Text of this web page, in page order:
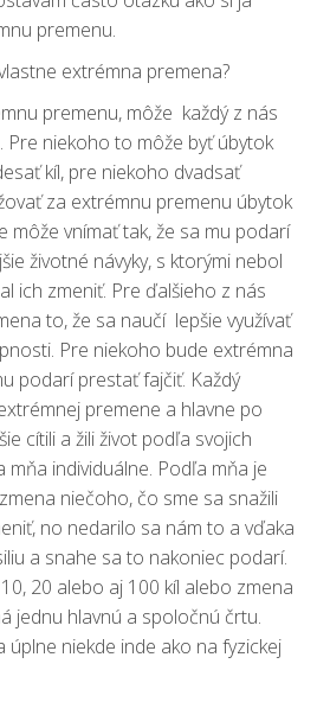
premenu.
extrémna premena?
premenu, môže každý z nás
Pre niekoho to môže byť úbytok
kíl, pre niekoho dvadsať
za extrémnu premenu úbytok
môže vnímať tak, že sa mu podarí
životné návyky, s ktorými nebol
ich zmeniť. Pre ďalšieho z nás
to, že sa naučí lepšie využívať
Pre niekoho bude extrémna
podarí prestať fajčiť. Každý
premene a hlavne po
cítili a žili život podľa svojich
mňa individuálne. Podľa mňa je
niečoho, čo sme sa snažili
no nedarilo sa nám to a vďaka
a snahe sa to nakoniec podarí.
20 alebo aj 100 kíl alebo zmena
jednu hlavnú a spoločnú črtu.
úplne niekde inde ako na fyzickej